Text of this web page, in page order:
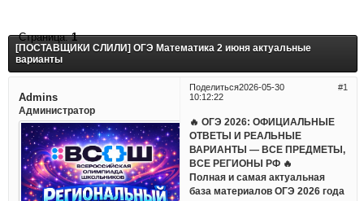
[ПОСТАВЩИКИ СЛИЛИ] ОГЭ Математика 2 июня актуальные
варианты
Страница:1
Поделиться 1
2026-05-30
10:12:22
Admins
Администратор
🔥 ОГЭ 2026: ОФИЦИАЛЬНЫЕ
ОТВЕТЫ И РЕАЛЬНЫЕ
ВАРИАНТЫ — ВСЕ ПРЕДМЕТЫ,
ВСЕ РЕГИОНЫ РФ 🔥
Полная и самая актуальная
база материалов ОГЭ 2026 года